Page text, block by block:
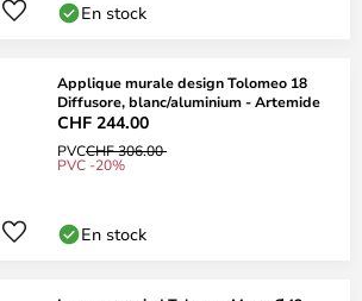
En stock
Applique murale design Tolomeo 18
Diffusore, blanc/aluminium - Artemide
CHF 244.00
PVCCHF 306.00
PVC -20%
En stock